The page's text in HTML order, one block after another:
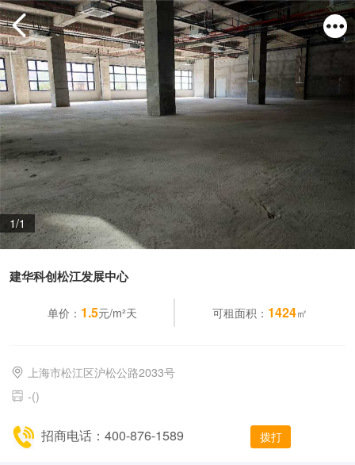
1/1
建华科创松江发展中心
单价： 1.5元/m²天 可租面积： 1424㎡
上海市松江区沪松公路2033号
-()
招商电话：400-876-1589 拨打